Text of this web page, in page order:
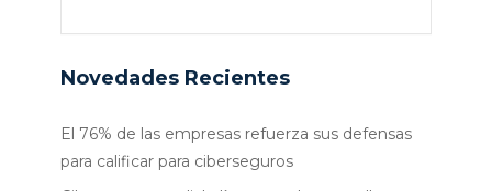
Novedades Recientes
El 76% de las empresas refuerza sus defensas
para calificar para ciberseguros